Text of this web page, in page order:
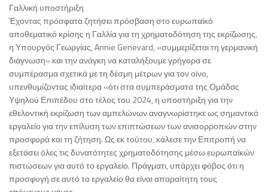
Γαλλική υποστήριξη
Έχοντας πρόσφατα ζητήσει πρόσβαση στο ευρωπαϊκό
αποθεματικό κρίσης η Γαλλία για τη χρηματοδότηση της εκρίζωσης,
η Υπουργός Γεωργίας, Annie Genevard, «συμμερίζεται τη γερμανική
διάγνωση» και την ανάγκη να καταλήξουμε γρήγορα σε
συμπέρασμα σχετικά με τη δέσμη μέτρων για τον οίνο,
υπενθυμίζοντας ιδιαίτερα «ότι στα συμπεράσματα της Ομάδας
Υψηλού Επιπέδου στο τέλος του 2024, η υποστήριξη για την
εθελοντική εκρίζωση των αμπελώνων αναγνωρίστηκε ως σημαντικό
εργαλείο για την επίλυση των επιπτώσεων των ανισορροπιών στην
προσφορά και τη ζήτηση. Ως εκ τούτου, κάλεσε την Επιτροπή να
εξετάσει όλες τις δυνατότητες χρηματοδότησης μέσω ευρωπαϊκών
πιστώσεων για αυτό το εργαλείο. Πράγματι, υπάρχει φόβος ότι η
προσφυγή σε αυτό το εργαλείο θα είναι απαραίτητη τους